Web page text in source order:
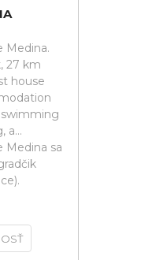
Medina.
27 km
house
a...
Medina sa